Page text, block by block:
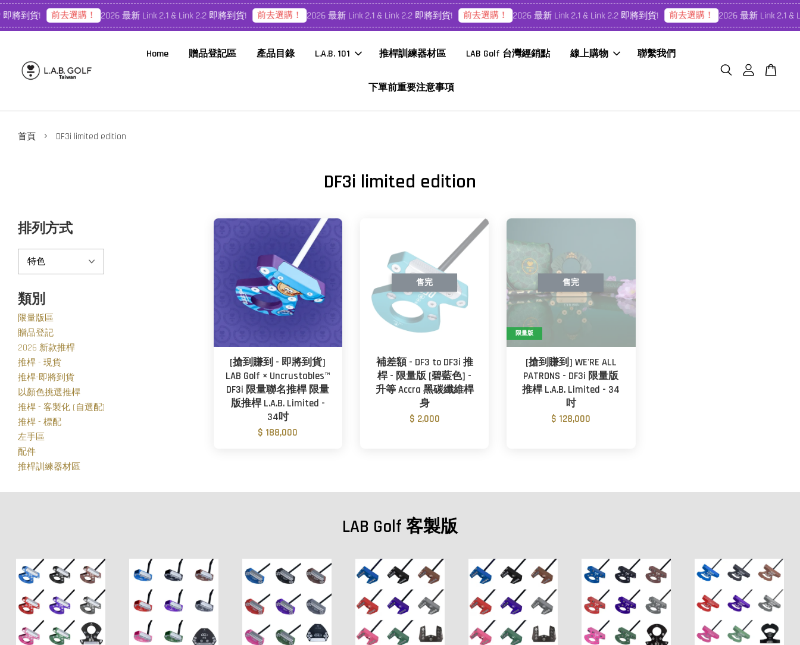
將到貨! 前去選購！ 2026 最新 Link 2.1 & Link 2.2 即將到貨! 前去選購！ 2026 最新 Link 2.1 & Link 2.2 即將到貨! 前去選購！ 2026 最新 Link 2.1 & Link 2.2 即將到貨! 前去選購！ 2026 最新 Link 2.1 &
Home 贈品登記區 產品目錄 L.A.B. 101 推桿訓練器材區 LAB Golf 台灣經銷點 線上購物 聯繫我們
下單前重要注意事項
首頁 › DF3i limited edition
DF3i limited edition
排列方式
類別
限量版區
贈品登記
2026 新款推桿
推桿 - 現貨
推桿-即將到貨
以顏色挑選推桿
推桿 - 客製化 (自選配)
推桿 - 標配
左手區
配件
推桿訓練器材區
[搶到賺到 - 即將到貨]
LAB Golf × Uncrustables™
DF3i 限量聯名推桿 限量
版推桿 L.A.B. Limited -
34吋
$ 188,000
售完
補差額 - DF3 to DF3i 推
桿 - 限量版 [碧藍色] -
升等 Accra 黑碳纖維桿
身
$ 2,000
售完
限量版
[搶到賺到] WE'RE ALL
PATRONS - DF3i 限量版
推桿 L.A.B. Limited - 34
吋
$ 128,000
LAB Golf 客製版